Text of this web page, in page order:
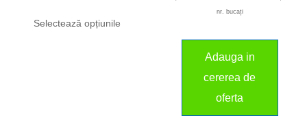
Selectează opțiunile
nr. bucați
Adauga in
cererea de
oferta